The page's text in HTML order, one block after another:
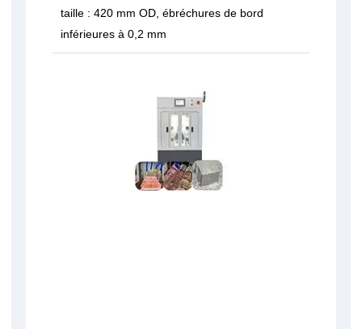
taille : 420 mm OD, ébréchures de bord
inférieures à 0,2 mm